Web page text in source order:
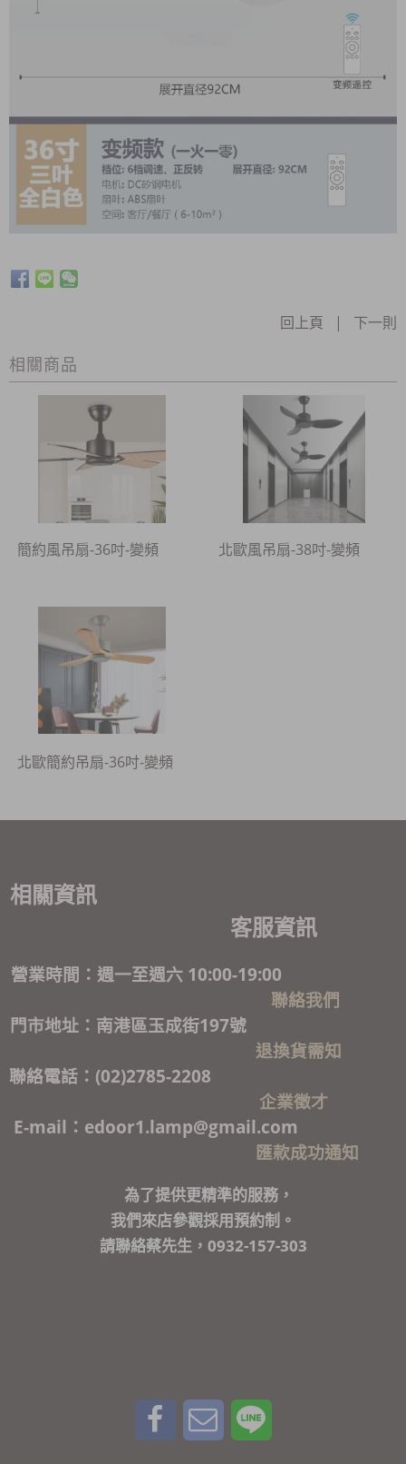
回上頁 | 下一則
相關商品
簡約風吊扇-36吋-變頻 北歐風吊扇-38吋-變頻
北歐簡約吊扇-36吋-變頻
相關資訊
客服資訊
營業時間：週一至週六 10:00-19:00
聯絡我們
門市地址：南港區玉成街197號
退換貨需知
聯絡電話：(02)2785-2208
企業徵才
E-mail：edoor1.lamp@gmail.com
匯款成功通知
為了提供更精準的服務，
我們來店參觀採用預約制。
請聯絡蔡先生，0932-157-303